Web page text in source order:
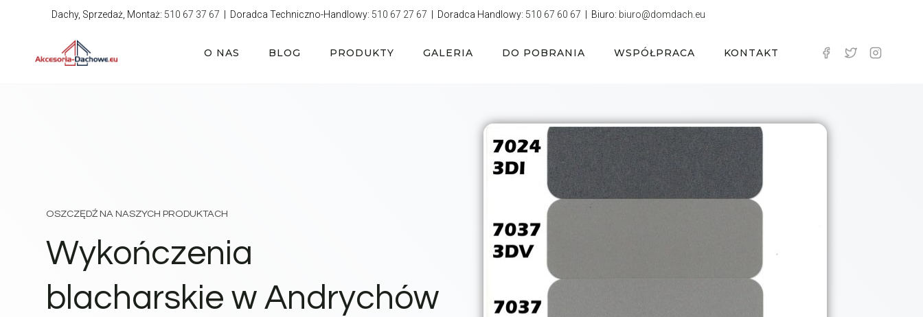
Dachy, Sprzedaż, Montaż: 510 67 37 67 | Doradca Techniczno-Handlowy: 510 67 27 67 | Doradca Handlowy: 510 67 60 67 | Biuro: biuro@domdach.eu
O NAS BLOG PRODUKTY GALERIA DO POBRANIA WSPÓŁPRACA KONTAKT
OSZCZĘDŹ NA NASZYCH PRODUKTACH
Wykończenia
blacharskie w Andrychów